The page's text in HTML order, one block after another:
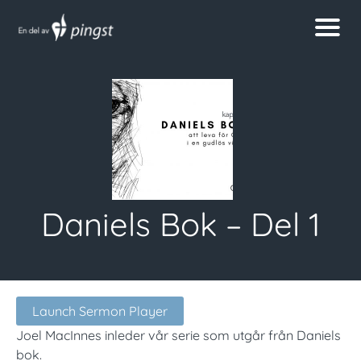
Daniels Bok – Del 1
Launch Sermon Player
Joel MacInnes inleder vår serie som utgår från Daniels
bok.